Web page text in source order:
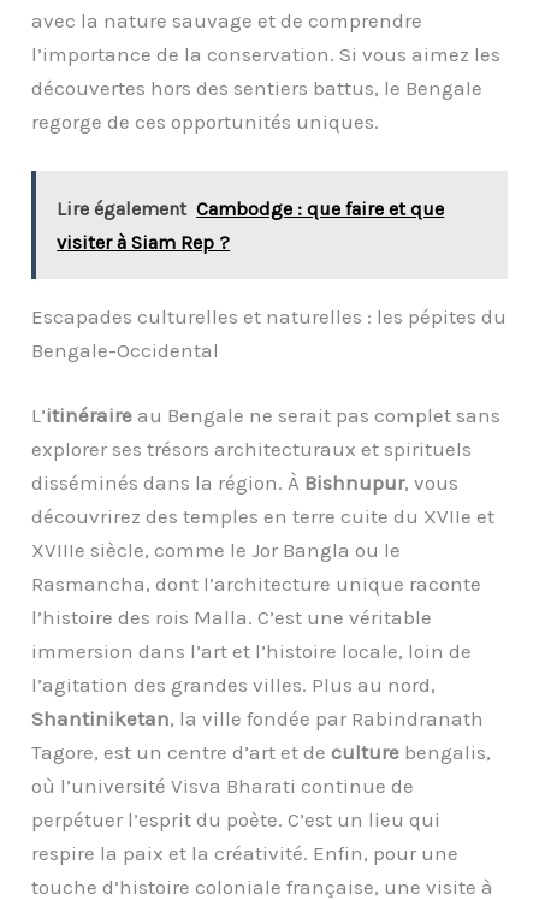
avec la nature sauvage et de comprendre
l’importance de la conservation. Si vous aimez les
découvertes hors des sentiers battus, le Bengale
regorge de ces opportunités uniques.
Lire également Cambodge : que faire et que
visiter à Siam Rep ?
Escapades culturelles et naturelles : les pépites du
Bengale-Occidental
L’itinéraire au Bengale ne serait pas complet sans
explorer ses trésors architecturaux et spirituels
disséminés dans la région. À Bishnupur, vous
découvrirez des temples en terre cuite du XVIIe et
XVIIIe siècle, comme le Jor Bangla ou le
Rasmancha, dont l’architecture unique raconte
l’histoire des rois Malla. C’est une véritable
immersion dans l’art et l’histoire locale, loin de
l’agitation des grandes villes. Plus au nord,
Shantiniketan, la ville fondée par Rabindranath
Tagore, est un centre d’art et deculture bengalis,
où l’université Visva Bharati continue de
perpétuer l’esprit du poète. C’est un lieu qui
respire la paix et la créativité. Enfin, pour une
touche d’histoire coloniale française, une visite à